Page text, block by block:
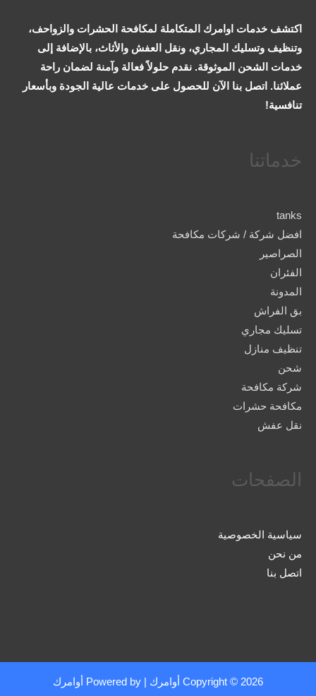
اكتشف خدمات اوامرك المتكاملة لمكافحة الحشرات والزواحف،
وتنظيف وتسليك المجاري، ونقل العفش والأثاث، بالإضافة إلى
خدمات الشحن الموثوقة. نقدم حلولاً فعالة وآمنة لضمان راحة
عملائنا. اتصل بنا الآن للحصول على خدمات عالية الجودة وبأسعار
تنافسية!
خدماتنا
tanks
افضل شركة / شركات مكافحة
الصراصير
الفئران
المدونة
بق الفراش
تسليك مجاري
تنظيف منازل
شحن
شركة مكافحة
مكافحة حشرات
نقل عفش
الصفحات
سياسية الخصوصية
من نحن
اتصل بنا
Copyright © 2026 أوامرك أوامرك